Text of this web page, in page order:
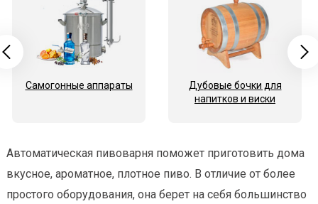
Самогонные аппараты
Дубовые бочки для
напитков и виски
Автоматическая пивоварня поможет приготовить дома
вкусное, ароматное, плотное пиво. В отличие от более
простого оборудования, она берет на себя большинство